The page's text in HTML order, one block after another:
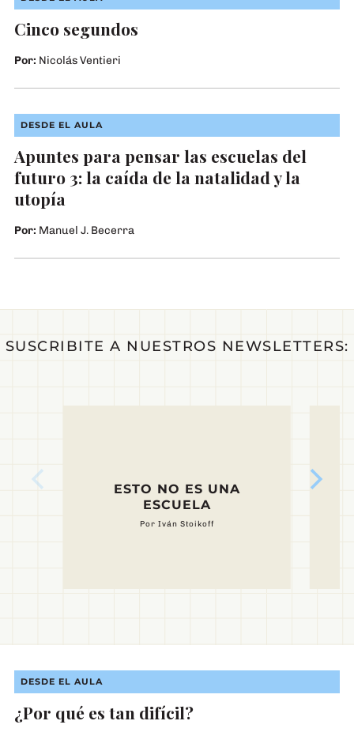
Cinco segundos
Por: Nicolás Ventieri
DESDE EL AULA
Fotografía: Gabriel Orge (“Presente: retratos de la educación argentina”)
Apuntes para pensar las escuelas del
futuro 3: la caída de la natalidad y la
utopía
Por: Manuel J. Becerra
SUSCRIBITE A NUESTROS NEWSLETTERS:
ESTO NO ES UNA
ESCUELA
Por Iván Stoikoff
DESDE EL AULA
Foto: Mónica Hasenberg
¿Por qué es tan difícil?